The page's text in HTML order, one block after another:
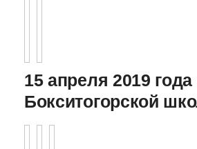
15 апреля 2019
Бокситогорской